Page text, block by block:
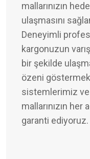
mallarınızın
ulaşmasını
Deneyimli
kargonuzun
bir şekilde
özeni
sistemlerimiz ve
mallarınızın
garanti ediyoruz.